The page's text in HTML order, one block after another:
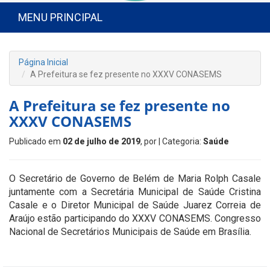
MENU PRINCIPAL
Página Inicial
A Prefeitura se fez presente no XXXV CONASEMS
A Prefeitura se fez presente no
XXXV CONASEMS
Publicado em 02 de julho de 2019, por | Categoria: Saúde
O Secretário de Governo de Belém de Maria Rolph Casale
juntamente com a Secretária Municipal de Saúde Cristina
Casale e o Diretor Municipal de Saúde Juarez Correia de
Araújo estão participando do XXXV CONASEMS. Congresso
Nacional de Secretários Municipais de Saúde em Brasília.